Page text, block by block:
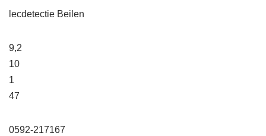
lecdetectie Beilen
9,2
10
1
47
0592-217167